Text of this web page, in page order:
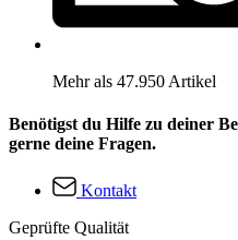
Mehr als 47.950 Artikel
Benötigst du Hilfe zu deiner
gerne deine Fragen.
Kontakt
Geprüfte Qualität